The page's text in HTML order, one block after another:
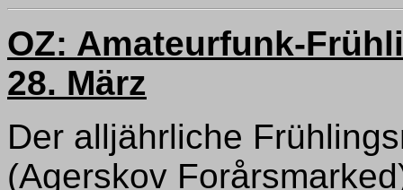
OZ: Amateurfunk-
28. März
Der alljährliche
(Agerskov